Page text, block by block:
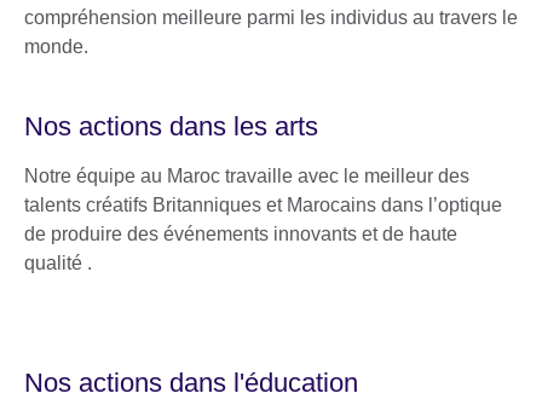
compréhension meilleure parmi les individus au travers le
monde.
Nos actions dans les arts
Notre équipe au Maroc travaille avec le meilleur des
talents créatifs Britanniques et Marocains dans l’optique
de produire des événements innovants et de haute
qualité .
Nos actions dans l'éducation